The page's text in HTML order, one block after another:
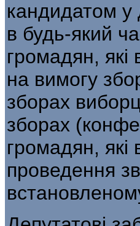
кандидатом у
в будь-який
громадян,
на вимогу
зборах
зборах
громадян,
проведення